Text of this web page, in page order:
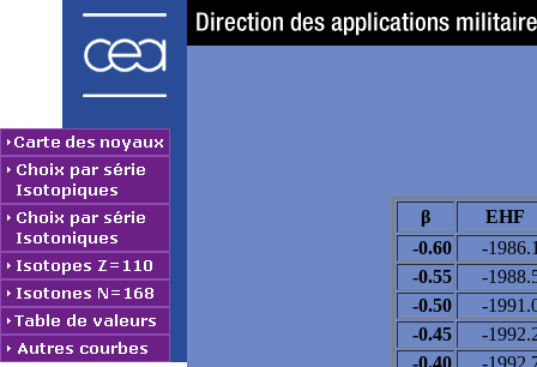
β
EHF
-0.60
-
-0.55
-
-0.50
-
-0.45
-
-0.40
-